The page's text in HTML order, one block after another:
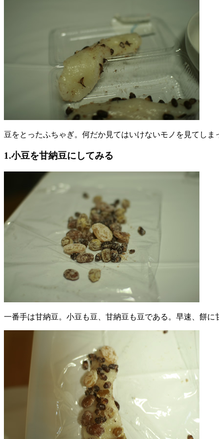
豆をとったふちゃぎ。何だか見てはいけないモノを見てしま
1.小豆を甘納豆にしてみる
一番手は甘納豆。小豆も豆、甘納豆も豆である。早速、餅に